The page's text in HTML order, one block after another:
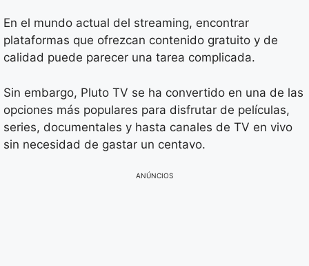
En el mundo actual del streaming, encontrar
plataformas que ofrezcan contenido gratuito y de
calidad puede parecer una tarea complicada.
Sin embargo, Pluto TV se ha convertido en una de las
opciones más populares para disfrutar de películas,
series, documentales y hasta canales de TV en vivo
sin necesidad de gastar un centavo.
ANÚNCIOS